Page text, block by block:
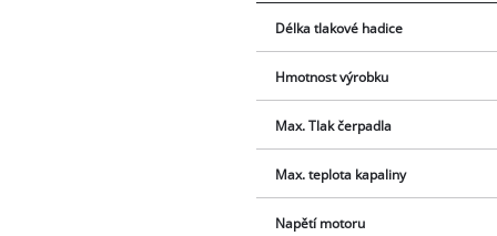
Délka tlakové hadice
Hmotnost výrobku
Max. Tlak čerpadla
Max. teplota kapaliny
Napětí motoru